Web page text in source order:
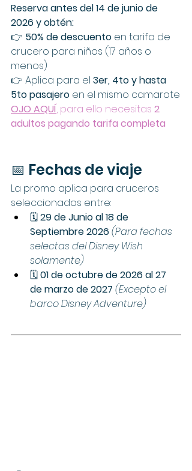
Reserva antes del 14 de junio de
2026 y obtén:
👉 50% de descuento en tarifa de
crucero para niños (17 años o
menos)
👉 Aplica para el 3er, 4to y hasta
5to pasajero en el mismo camarote
OJO AQUÍ, para ello necesitas 2
adultos pagando tarifa completa
📅 Fechas de viaje
La promo aplica para cruceros
seleccionados entre:
🗓️ 29 de Junio al 18 de
Septiembre 2026 (Para fechas
selectas del Disney Wish
solamente)
🗓️ 01 de octubre de 2026 al 27
de marzo de 2027 (Excepto el
barco Disney Adventure)